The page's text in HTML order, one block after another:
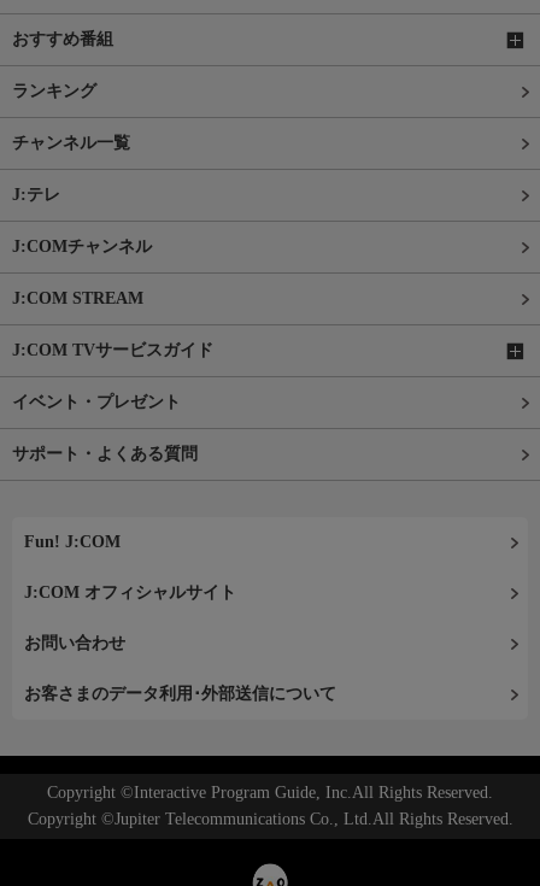
おすすめ番組
ランキング
チャンネル一覧
J:テレ
J:COMチャンネル
J:COM STREAM
J:COM TVサービスガイド
イベント・プレゼント
サポート・よくある質問
Fun! J:COM
J:COM オフィシャルサイト
お問い合わせ
お客さまのデータ利用･外部送信について
Copyright ©Interactive Program Guide, Inc.All Rights Reserved.
Copyright ©Jupiter Telecommunications Co., Ltd.All Rights Reserved.